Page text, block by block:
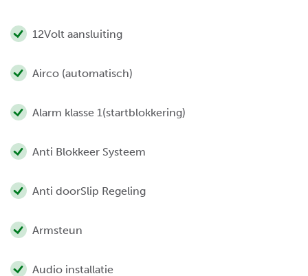
12Volt aansluiting
Airco (automatisch)
Alarm klasse 1(startblokkering)
Anti Blokkeer Systeem
Anti doorSlip Regeling
Armsteun
Audio installatie